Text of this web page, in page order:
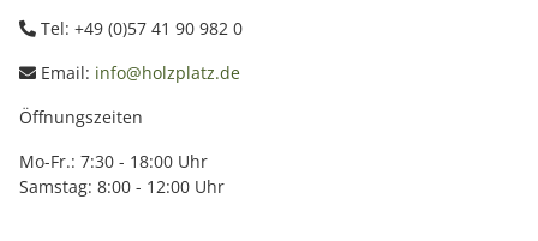
Tel: +49 (0)57 41 90 982 0
Email: info@holzplatz.de
Öffnungszeiten
Mo-Fr.: 7:30 - 18:00 Uhr
Samstag: 8:00 - 12:00 Uhr